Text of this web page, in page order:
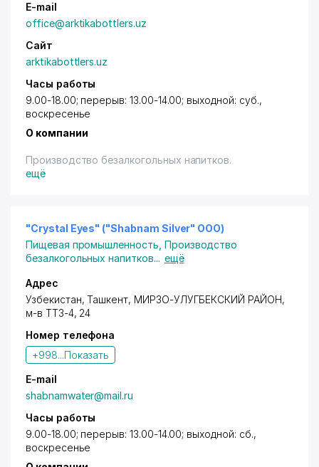
E-mail
office@arktikabottlers.uz
Сайт
arktikabottlers.uz
Часы работы
9.00-18.00; перерыв: 13.00-14.00; выходной: суб.,
воскресенье
О компании
Производство безалкогольных напитков.
ещё
"Crystal Eyes" ("Shabnam Silver" ООО)
Пищевая промышленность Производство
безалкогольных напитков... ещё
Адрес
Узбекистан,Ташкент, МИРЗО-УЛУГБЕКСКИЙ РАЙОН,
м-в ТТЗ-4, 24
Номер телефона
+998...Показать
E-mail
shabnamwater@mail.ru
Часы работы
9.00-18.00; перерыв: 13.00-14.00; выходной: сб.,
воскресенье